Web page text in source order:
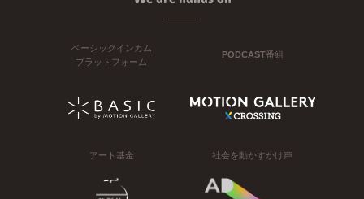
ベーシックインカム
プラットフォーム
PODCAST番組
アート基金 社会を動かすかけ声